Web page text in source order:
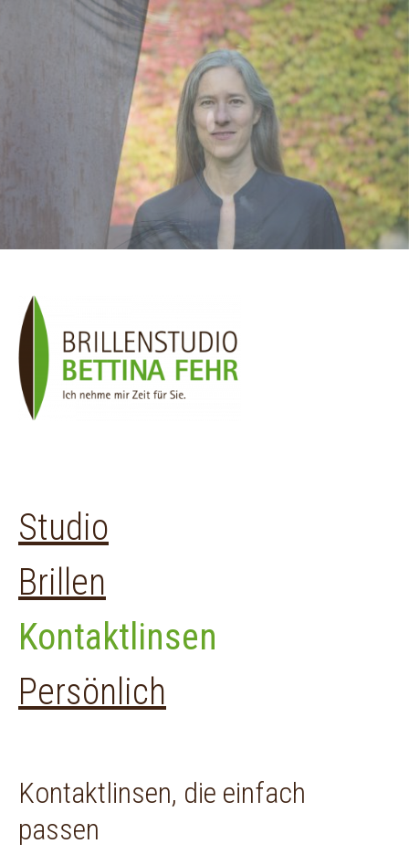
Studio
Brillen
Kontaktlinsen
Persönlich
Kontaktlinsen, die einfach
passen